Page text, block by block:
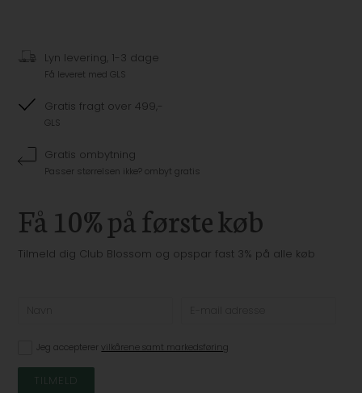
Lyn levering, 1-3 dage
Få leveret med GLS
Gratis fragt over 499,-
GLS
Gratis ombytning
Passer størrelsen ikke? ombyt gratis
Få 10% på første køb
Tilmeld dig Club Blossom og opspar fast 3% på alle køb
Jeg accepterervilkårene samt markedsføring